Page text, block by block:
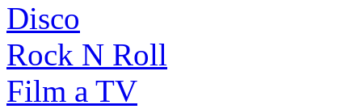
Disco
Rock N Roll
Film a TV